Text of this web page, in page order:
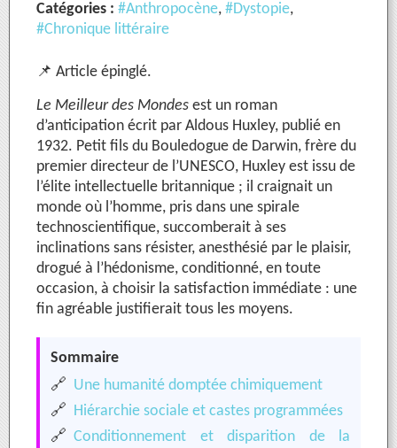
Catégories : #Anthropocène, #Dystopie,
#Chronique littéraire
📌 Article épinglé.
Le Meilleur des Mondes est un roman
d’anticipation écrit par Aldous Huxley, publié en
1932. Petit fils du Bouledogue de Darwin, frère du
premier directeur de l’UNESCO, Huxley est issu de
l’élite intellectuelle britannique ; il craignait un
monde où l’homme, pris dans une spirale
technoscientifique, succomberait à ses
inclinations sans résister, anesthésié par le plaisir,
drogué à l’hédonisme, conditionné, en toute
occasion, à choisir la satisfaction immédiate : une
fin agréable justifierait tous les moyens.
Sommaire
🔗 Une humanité domptée chimiquement
🔗 Hiérarchie sociale et castes programmées
🔗 Conditionnement et disparition de la